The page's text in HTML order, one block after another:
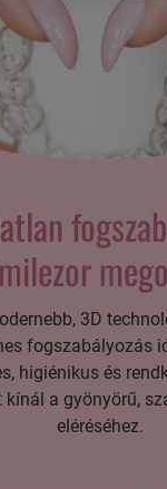
3D
fogszabályozás
higiénikus és
kínál a gyönyörű,
eléréséhez.